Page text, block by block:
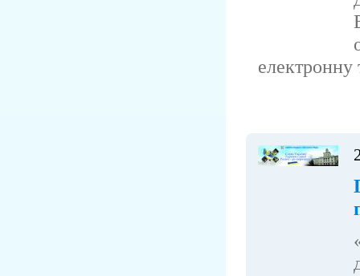
електронну